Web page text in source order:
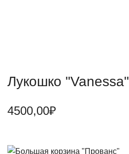
Лукошко "Vanessa"
4500,00₽